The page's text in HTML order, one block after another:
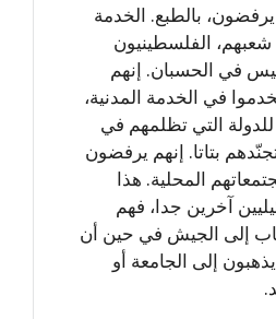
بالطبع. الخدمة
شعبهم، الفلسطينيون
في الحسبان. إنهم
في الخدمة المدنية،
التي تظلمهم في
بتاتا. إنهم يرفضون
المحلية. هذا
آخرين جدا، فهم
إلى الجيش في حين أن
إلى الجامعة أو